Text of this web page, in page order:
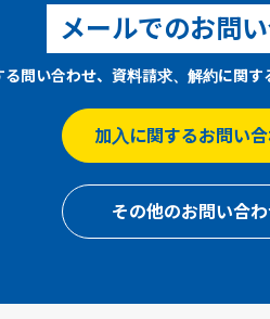
メールでのお問
る問い合わせ、資料請求、解約に関
加入に関するお問い
その他のお問い合